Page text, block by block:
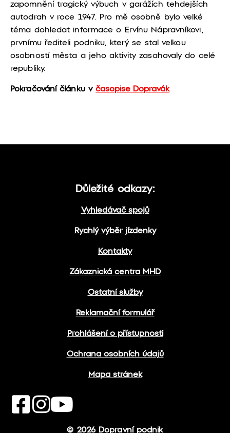
zapomnění tragický výbuch v garážích tehdejších
autodrah v roce 1947. Pro mě osobně bylo velké
téma dohledat informace o Ervínu Nápravníkovi,
prvnímu řediteli podniku, který se stal velkou
osobností města a jeho aktivity zasahovaly do celé
republiky.
Pokračování článku včasopise Dopravák
Důležité odkazy:
Vyhledávač spojů
Rychlý výběr jízdenky
Kontakty
Zákaznická centra MHD
Ostatní služby
Reklamační formulář
Prohlášení o přístupnosti
Ochrana osobních údajů
Mapa stránek
© 2026 Dopravní podnik